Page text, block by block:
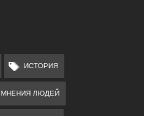
ИСТОРИЯ
МНЕНИЯ ЛЮДЕЙ